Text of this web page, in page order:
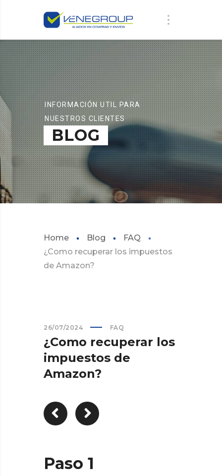
INFORMACIÓN UTIL PARA
NUESTROS CLIENTES
BLOG
Home Blog
FAQ
¿Como recuperar los impuestos
de Amazon?
26/07/2024 FAQ
¿Como recuperar los
impuestos de
Amazon?
Paso 1